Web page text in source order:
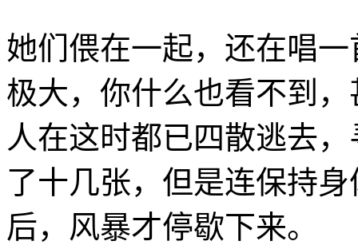
她们偎在一起，还在唱
极大，你什么也看不到
人在这时都已四散逃去
了十几张，但是连保持
后，风暴才停歇下来。